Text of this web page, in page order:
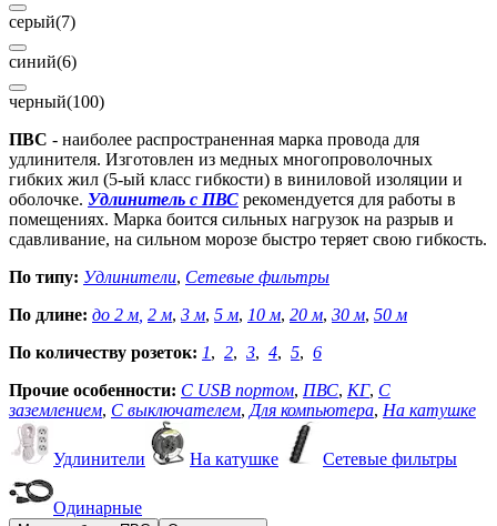
серый(7)
синий(6)
черный(100)
ПВС - наиболее распространенная марка провода для
удлинителя. Изготовлен из медных многопроволочных
гибких жил (5-ый класс гибкости) в виниловой изоляции и
оболочке. Удлинитель с ПВС рекомендуется для работы в
помещениях. Марка боится сильных нагрузок на разрыв и
сдавливание, на сильном морозе быстро теряет свою гибкость.
По типу: Удлинители, Сетевые фильтры
По длине: до 2 м 2 м, 3 м, 5 м, 10 м, 20 м, 30 м, 50 м
По количеству розеток: 1, 2, 3, 4, 5, 6
Прочие особенности: С USB портом, ПВС, КГ, С
заземлением, С выключателем, Для компьютера, На катушке
Удлинители На катушке Сетевые фильтры
Одинарные